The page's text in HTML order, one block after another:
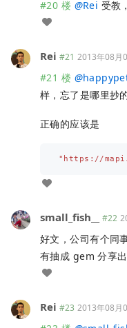
#20 楼 @Rei 受教
Rei #21 2013年08月
#21 楼 @
样，忘了是哪里抄的
正确的应该是
"https://
small_fish__ #22
好文，公司有个同
有抽成 gem 分享
Rei #23 2013年08月